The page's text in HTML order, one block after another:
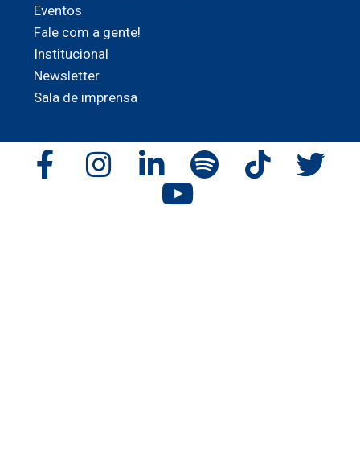
Eventos
Fale com a gente!
Institucional
Newsletter
Sala de imprensa